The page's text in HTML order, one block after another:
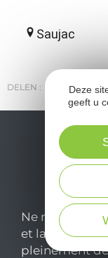
Saujac
DELEN : E-MAIL
Ne manquez
et laissez-
pleinement
Deze
geeft u